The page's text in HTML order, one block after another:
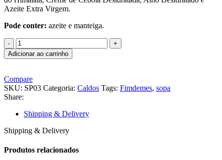
Azeite Extra Virgem.
Pode conter: azeite e manteiga.
Caldo
de
Feijão
com
Bacon
quantidade
Adicionar ao carrinho
Compare
SKU: SP03 Categoria: Caldos Tags: Fimdemes, sopa
Share:
Shipping & Delivery
Shipping & Delivery
Produtos relacionados